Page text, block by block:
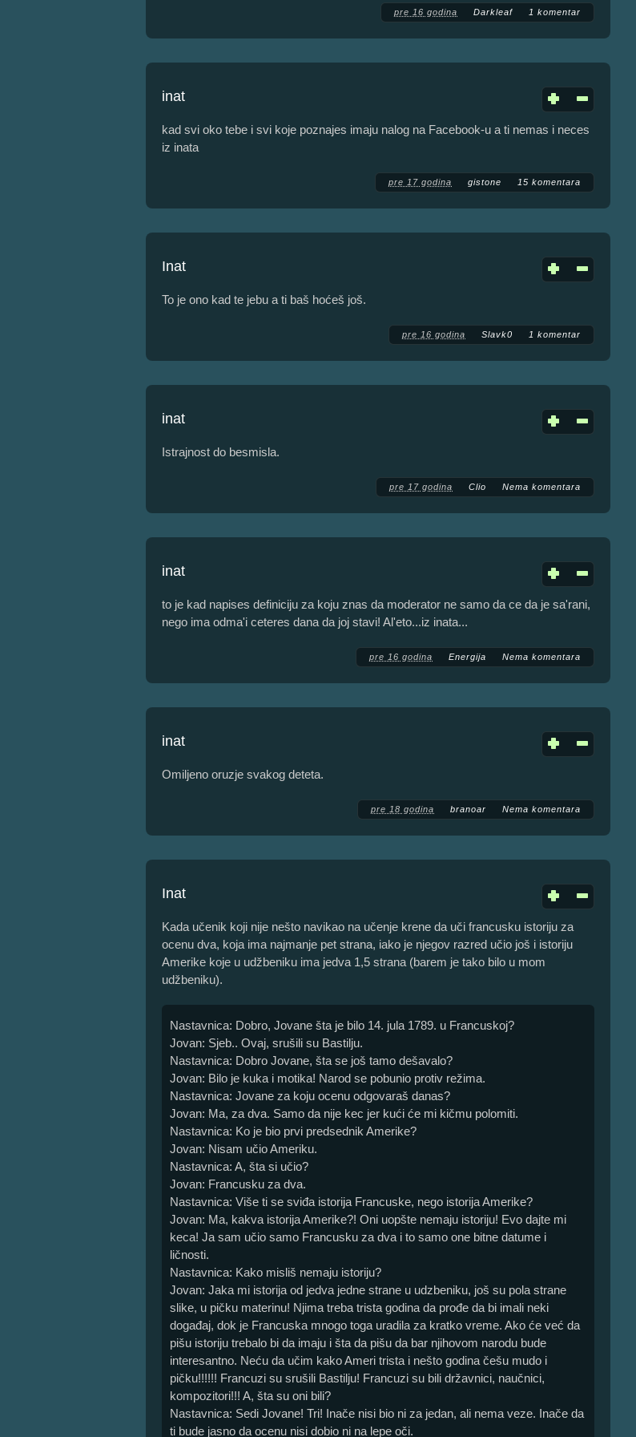
pre 16 godina Darkleaf 1 komentar
inat
kad svi oko tebe i svi koje poznajes imaju nalog na Facebook-u a ti nemas i neces
iz inata
pre 17 godina gistone 15 komentara
Inat
To je ono kad te jebu a ti baš hoćeš još.
pre 16 godina Slavk0 1 komentar
inat
Istrajnost do besmisla.
pre 17 godina Clio Nema komentara
inat
to je kad napises definiciju za koju znas da moderator ne samo da ce da je sa'rani,
nego ima odma'i ceteres dana da joj stavi! Al'eto...iz inata...
pre 16 godina Energija Nema komentara
inat
Omiljeno oruzje svakog deteta.
pre 18 godina branoar Nema komentara
Inat
Kada učenik koji nije nešto navikao na učenje krene da uči francusku istoriju za
ocenu dva, koja ima najmanje pet strana, iako je njegov razred učio još i istoriju
Amerike koje u udžbeniku ima jedva 1,5 strana (barem je tako bilo u mom
udžbeniku).
Nastavnica: Dobro, Jovane šta je bilo 14. jula 1789. u Francuskoj?
Jovan: Sjeb.. Ovaj, srušili su Bastilju.
Nastavnica: Dobro Jovane, šta se još tamo dešavalo?
Jovan: Bilo je kuka i motika! Narod se pobunio protiv režima.
Nastavnica: Jovane za koju ocenu odgovaraš danas?
Jovan: Ma, za dva. Samo da nije kec jer kući će mi kičmu polomiti.
Nastavnica: Ko je bio prvi predsednik Amerike?
Jovan: Nisam učio Ameriku.
Nastavnica: A, šta si učio?
Jovan: Francusku za dva.
Nastavnica: Više ti se sviđa istorija Francuske, nego istorija Amerike?
Jovan: Ma, kakva istorija Amerike?! Oni uopšte nemaju istoriju! Evo dajte mi
keca! Ja sam učio samo Francusku za dva i to samo one bitne datume i
ličnosti.
Nastavnica: Kako misliš nemaju istoriju?
Jovan: Jaka mi istorija od jedva jedne strane u udzbeniku, još su pola strane
slike, u pičku materinu! Njima treba trista godina da prođe da bi imali neki
događaj, dok je Francuska mnogo toga uradila za kratko vreme. Ako će već da
pišu istoriju trebalo bi da imaju i šta da pišu da bar njihovom narodu bude
interesantno. Neću da učim kako Ameri trista i nešto godina češu mudo i
pičku!!!!!! Francuzi su srušili Bastilju! Francuzi su bili državnici, naučnici,
kompozitori!!! A, šta su oni bili?
Nastavnica: Sedi Jovane! Tri! Inače nisi bio ni za jedan, ali nema veze. Inače da
ti bude jasno da ocenu nisi dobio ni na lepe oči.